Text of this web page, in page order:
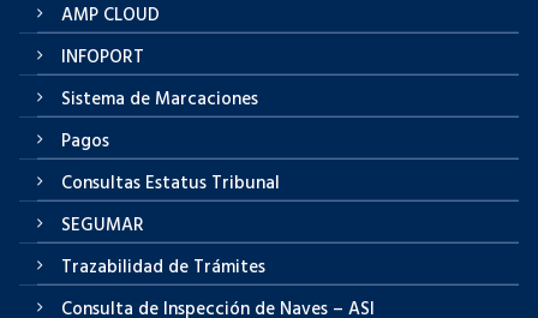
AMP CLOUD
INFOPORT
Sistema de Marcaciones
Pagos
Consultas Estatus Tribunal
SEGUMAR
Trazabilidad de Trámites
Consulta de Inspección de Naves – ASI